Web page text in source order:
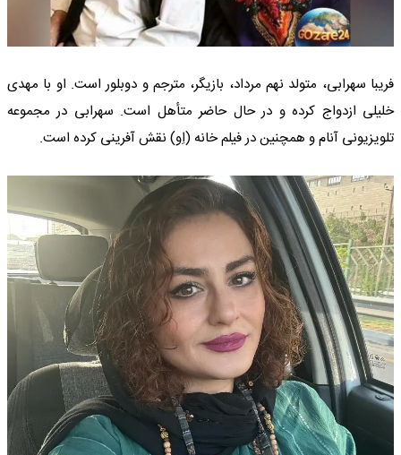
فریبا سهرابی، متولد نهم مرداد، بازیگر، مترجم و دوبلور است. او با مهدی
خلیلی ازدواج کرده و در حال حاضر متأهل است. سهرابی در مجموعه
تلویزیونی آنام و همچنین در فیلم خانه (اِو) نقش آفرینی کرده است.